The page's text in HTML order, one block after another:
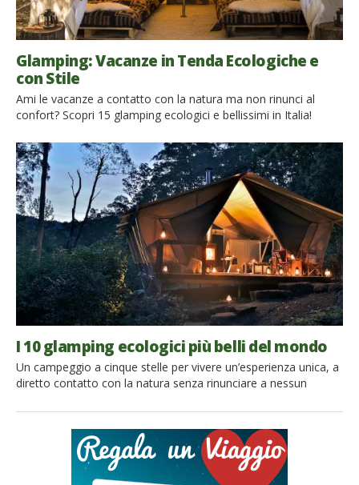
Glamping: Vacanze in Tenda Ecologiche e
con Stile
Ami le vacanze a contatto con la natura ma non rinunci al
confort? Scopri 15 glamping ecologici e bellissimi in Italia!
parlare del Glamping? La parola nasce dalla fusione di
‘Camping’ e ‘Glamour’ ed è la nuova frontiera delle vacanze
all’aria aperta. La tendenza del glamping arriva […]
I 10 glamping ecologici più belli del mondo
Un campeggio a cinque stelle per vivere un’esperienza unica, a
diretto contatto con la natura senza rinunciare a nessun
di trascorrere le vacanze tra stile e autenticità. È il Glamping, la
vacanza di lusso all’aria aperta! Siamo partiti alla ricerca dei
migliori glamping ecologici del mondo: […]